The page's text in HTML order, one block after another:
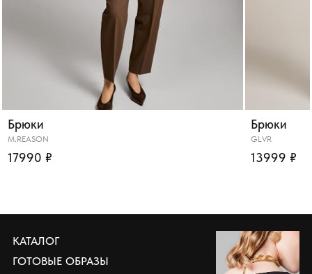
Брюки
M.REASON
17990 ₽
Брюки
GLVR
13999 ₽
КАТАЛОГ
ГОТОВЫЕ ОБРАЗЫ